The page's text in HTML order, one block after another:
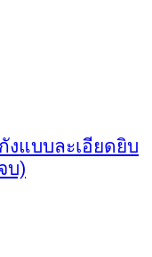
งแบบละเอียดยิบ
บ)